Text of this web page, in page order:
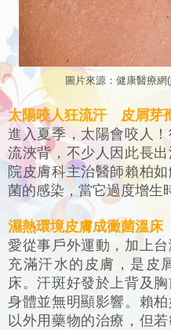
圖 片來源：健康醫療網(
太陽咬人狂流汗 皮屑芽
進入夏季，太陽會咬人
流浹背，不少人因此長
院皮膚科主治醫師賴柏
菌的感染，當它過度增生
濕熱環境皮膚成黴菌溫
愛從事戶外運動，加上
充滿汗水的皮膚，是皮
床。汗斑好發於上背及
身體並無明顯影響。賴
以外用藥物的治療，但